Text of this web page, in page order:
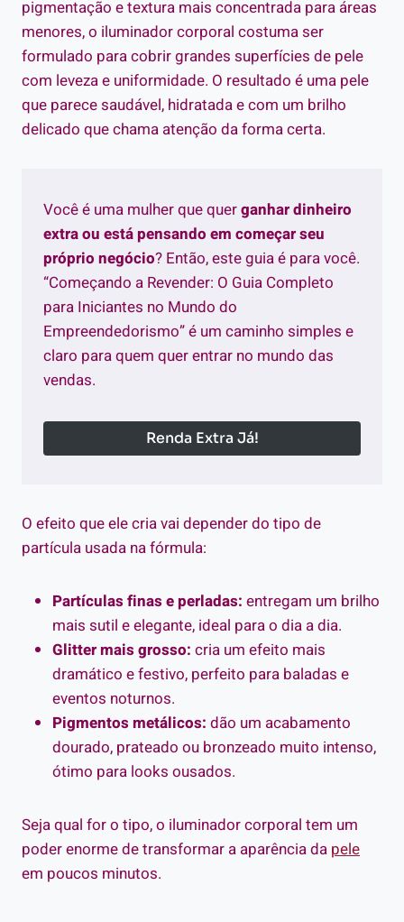
pigmentação e textura mais concentrada para áreas
menores, o iluminador corporal costuma ser
formulado para cobrir grandes superfícies de pele
com leveza e uniformidade. O resultado é uma pele
que parece saudável, hidratada e com um brilho
delicado que chama atenção da forma certa.
Você é uma mulher que querganhar dinheiro
extra ou está pensando em começar seu
próprio negócio? Então, este guia é para você.
“Começando a Revender: O Guia Completo
para Iniciantes no Mundo do
Empreendedorismo” é um caminho simples e
claro para quem quer entrar no mundo das
vendas.
Renda Extra Já!
O efeito que ele cria vai depender do tipo de
partícula usada na fórmula:
Partículas finas e perladas: entregam um brilho
mais sutil e elegante, ideal para o dia a dia.
Glitter mais grosso: cria um efeito mais
dramático e festivo, perfeito para baladas e
eventos noturnos.
Pigmentos metálicos: dão um acabamento
dourado, prateado ou bronzeado muito intenso,
ótimo para looks ousados.
Seja qual for o tipo, o iluminador corporal tem um
poder enorme de transformar a aparência da pele
em poucos minutos.